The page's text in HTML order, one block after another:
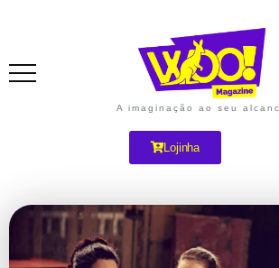
A imaginação ao seu
Lojinha